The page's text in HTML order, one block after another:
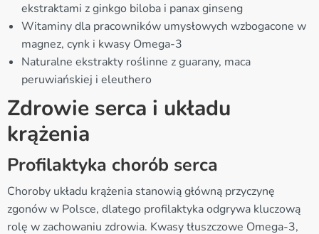
ekstraktami z ginkgo biloba i panax ginseng
Witaminy dla pracowników umysłowych wzbogacone w
magnez, cynk i kwasy Omega-3
Naturalne ekstrakty roślinne z guarany, maca
peruwiańskiej i eleuthero
Zdrowie serca i układu
krążenia
Profilaktyka chorób serca
Choroby układu krążenia stanowią główną przyczynę
zgonów w Polsce, dlatego profilaktyka odgrywa kluczową
rolę w zachowaniu zdrowia. Kwasy tłuszczowe Omega-3,